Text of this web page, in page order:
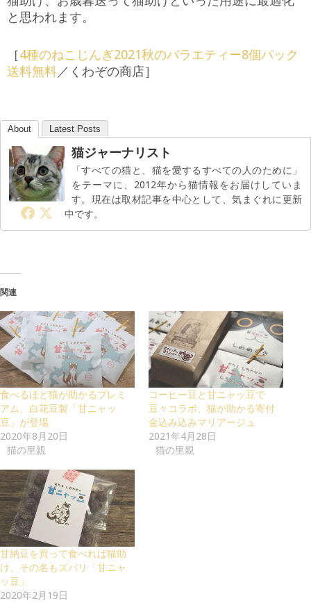
と思われます。
［4種のねこじんぎ2021秋のバラエティー8個パック
送料無料／くわぞの商店］
About Latest Posts
猫ジャーナリスト
「すべての猫と、猫を愛するすべての人のために」
をテーマに、2012年から猫情報をお届けしていま
す。現在は取材記事を中心として、気まぐれに更新
中です。
関連
食べるほど猫が助かるプレミ
アム、白花豆製「甘ニャッ
豆」が登場
2020年8月20日
猫の里親
コーヒー豆と甘ニャッ豆で
豆々コラボ、猫が助かる寄付
金込み込みマリアージュ
2021年4月28日
猫の里親
甘納豆を買って食べれば猫助
け、その名もズバリ「甘ニャ
ッ豆」
2020年2月19日